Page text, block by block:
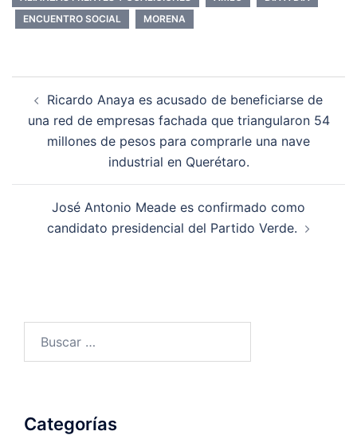
ENCUENTRO SOCIAL
MORENA
entradas
Ricardo Anaya es acusado de beneficiarse de
una red de empresas fachada que triangularon 54
millones de pesos para comprarle una nave
industrial en Querétaro.
José Antonio Meade es confirmado como
candidato presidencial del Partido Verde.
Categorías